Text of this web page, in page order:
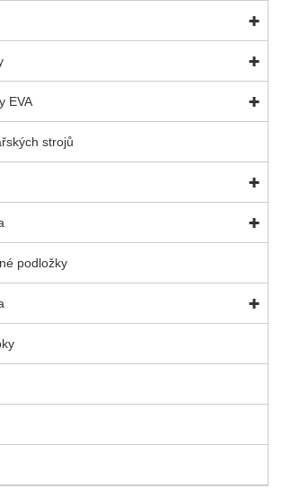
EVA
strojů
podložky